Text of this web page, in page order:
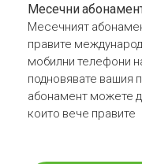
Месечни
Месечният
правите
мобилни телефони
подновявате вашия
абонамент можете
които вече правите